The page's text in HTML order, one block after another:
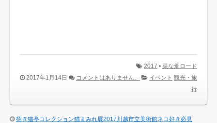
2017 • 菜な畑ロード
2017年1月14日
コメントはありません。 イベント 観光・旅
行
招き猫亭コレクション猫まみれ展2017川越市立美術館ネコ好き必見